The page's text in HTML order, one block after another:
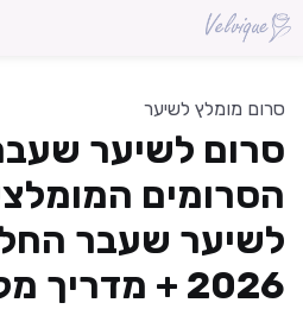
לדלג
לתוכן
סרום מומלץ לשיער
הסרומים
לשיער שעבר
2026 + מדריך מלא